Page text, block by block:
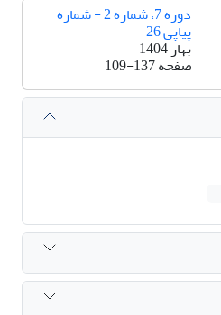
دوره 7، شماره 2 - شماره
پیاپی 26
بهار 1404
صفحه109-137